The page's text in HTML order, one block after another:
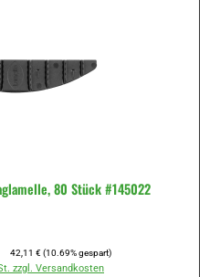
80 Stück #145022
42,11 € (10.69% gespart)
zzgl. Versandkosten